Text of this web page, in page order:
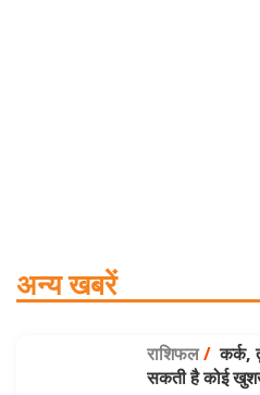
अन्य खबरें
राशिफल/कर्क,
सकती है कोई